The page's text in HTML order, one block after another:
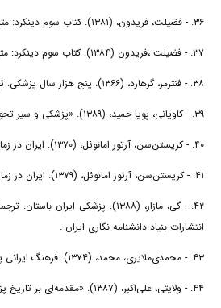
۳۶. - فضیلت، فریدون، (۱۳۸۱). کتاب سوم دینکرد: متنی به زبان پهلوی، دفتر یکم، تهران: انتشارات فرهنگ دهخدا.
۳۷. - فضیلت ،فریدون (۱۳۸۴). کتاب سوم دینکرد: متنی به زبان پهلوی، دفتر دوم، تهران: انتشارات مهرآیین.
۳۸. - فنترمر، گرهارد، (۱۳۶۶). پنج هزار سال پزشکی. ترجمۀ سیاوش آگاه، تهران: انتشارات علمی فرهنگی.
۳۹. - کاویانی، پویا حمید، (۱۳۸۹). «پزشکی و سیر تحول درمان در ایران باستان». فصلنامه تاریخ پزشکی، ۲ (۳): ۶۷-۹۸. https://doi.org/۱۰,۲۲۰۳۷/mhj.v۲i۳.۱۲۲۵۹
۴۰. - کریستن‌سن، آرتور امانوئل، (۱۳۷۰). ایران در زمان ساسانیان. ترجمۀ رشید یاسمی، تهران: انتشارات ابن‌سینا.
۴۱. - کریستن‌سن، آرتور امانوئل، (۱۳۷۹). ایران در زمان ساسانیان. ترجمۀ رشید یاسمی، تهران: انتشارات دنیای کتاب.
۴۲. - گی، مازار، (۱۳۸۸). پزشکی
انتشارات بنیاد دانشنامه نگاری ایران .
۴۳. - محمدی‌ملایری، محمد، (۱۳۷۴). فرهنگ ایرانی پیش از اسلام و آثار آن در تمدن اسلامی و ادبیات عربی. تهران: انتشارات دانشگاه تهران.
۴۴. - ولایتی، علی‌اکبر، (۱۳۸۷). «مقدمه‌ای بر تاریخ پزشکی اسلام و ایران». فصلنامۀ اخلاق پزشکی۲ (۴): ۴۵-۷۰. https://journals.sbmu.ac.ir/me/article/view/۱۲۱۵۸/۹۱۸۶